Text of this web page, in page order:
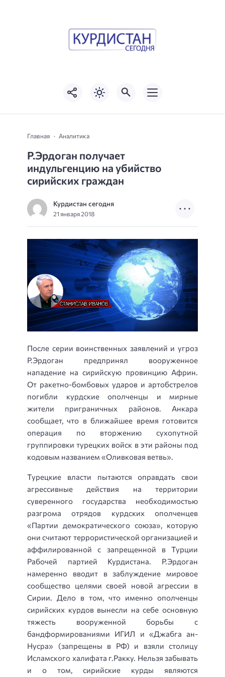
Главная Аналитика
Р.Эрдоган получает
индульгенцию на убийство
сирийских граждан
Курдистан сегодня
21 января 2018
После серии воинственных заявлений и угроз
Р.Эрдоган предпринял вооруженное
нападение на сирийскую провинцию Африн.
От ракетно-бомбовых ударов и артобстрелов
погибли курдские ополченцы и мирные
жители приграничных районов. Анкара
сообщает, что в ближайшее время готовится
операция по вторжению сухопутной
группировки турецких войск в эти районы под
кодовым названием «Оливковая ветвь».
Турецкие власти пытаются оправдать свои
агрессивные действия на территории
суверенного государства необходимостью
разгрома отрядов курдских ополченцев
«Партии демократического союза», которую
они считают террористической организацией и
аффилированной с запрещенной в Турции
Рабочей партией Курдистана. Р.Эрдоган
намеренно вводит в заблуждение мировое
сообщество целями своей новой агрессии в
Сирии. Дело в том, что именно ополченцы
сирийских курдов вынесли на себе основную
тяжесть вооруженной борьбы с
бандформированиями ИГИЛ и «Джабга ан-
Нусра» (запрещены в РФ) и взяли столицу
Исламского халифата г.Ракку. Нельзя забывать
и о том, сирийские курды являются